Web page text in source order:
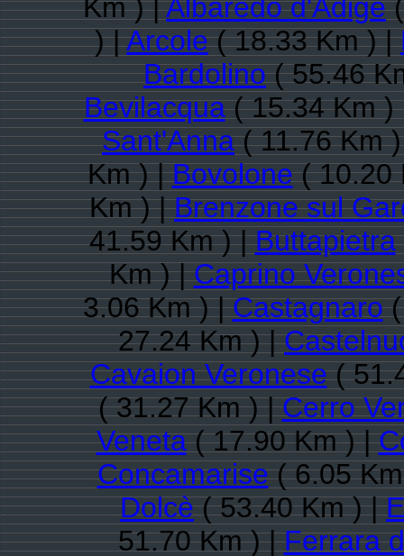
Km ) |Albaredo d'Adige(
) |Arcole( 18.33 Km ) |
Bardolino( 55.46
Bevilacqua( 15.34 Km
Sant'Anna( 11.76 Km
Km ) |Bovolone( 10.20
Km ) |Brenzone sul
41.59 Km ) |Buttapietra
Km ) |Caprino
3.06 Km ) |Castagnaro(
27.24 Km ) |
Cavaion Veronese(
( 31.27 Km ) |Cerro
Veneta( 17.90 Km ) |
Concamarise( 6.05
Dolcè( 53.40 Km ) |
51.70 Km ) |Ferrara